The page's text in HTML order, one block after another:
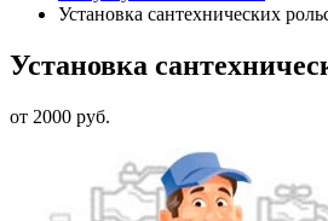
Установка сантехнических
Установка
от 2000 руб.